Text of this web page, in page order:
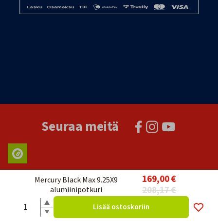
Mercury Black Max 9.25X9
alumiinipotkuri
169,00 €
208,17 €
Lisää ostoskoriin
Seuraa meitä